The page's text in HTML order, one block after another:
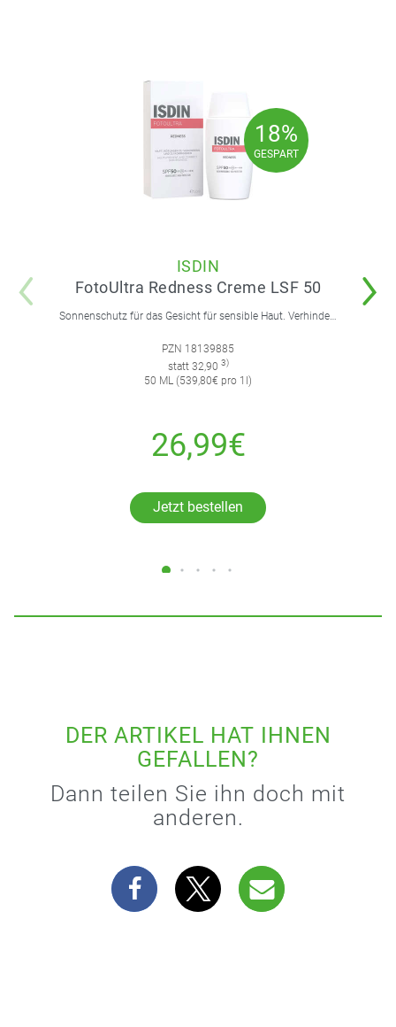
18%
GESPART
18%
GESPART
ISDIN
FotoUltra Redness Creme LSF 50
Sonnenschutz für das Gesicht für sensible Haut. Verhindert und korrigiert Hautrötungen.
PZN 18139885
statt 32,90 3)
50 ML (539,80€ pro 1l)
26,99€
Jetzt bestellen
DER ARTIKEL HAT IHNEN
GEFALLEN?
Dann teilen Sie ihn doch mit
anderen.